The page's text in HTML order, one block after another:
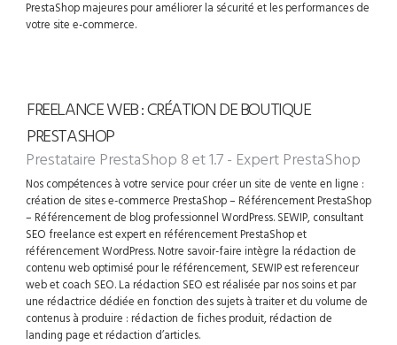
PrestaShop majeures pour améliorer la sécurité et les performances de
votre site e-commerce.
FREELANCE WEB : CRÉATION DE BOUTIQUE
PRESTASHOP
Prestataire PrestaShop 8 et 1.7 - Expert PrestaShop
Nos compétences à votre service pour créer un site de vente en ligne :
création de sites e-commerce PrestaShop – Référencement PrestaShop
– Référencement de blog professionnel WordPress. SEWIP, consultant
SEO freelance est expert en référencement PrestaShop et
référencement WordPress. Notre savoir-faire intègre la rédaction de
contenu web optimisé pour le référencement, SEWIP est referenceur
web et coach SEO. La rédaction SEO est réalisée par nos soins et par
une rédactrice dédiée en fonction des sujets à traiter et du volume de
contenus à produire : rédaction de fiches produit, rédaction de
landing page et rédaction d’articles.